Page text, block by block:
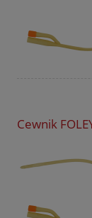
Cewnik